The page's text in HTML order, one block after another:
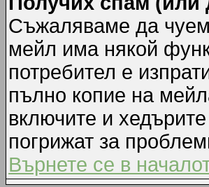
Съжаляваме да
мейл има някой
потребител е
пълно копие на
включите и
погрижат за
Върнете се в